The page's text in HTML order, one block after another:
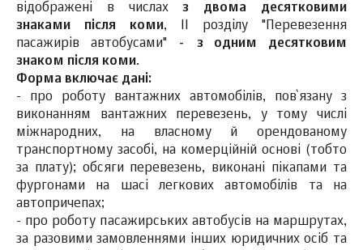
відображені в числахз двома десятковими
знаками після коми, II розділу "Перевезення
пасажирів автобусами"
- з одним десятковим
знаком після коми.
Форма включає дані:
- про роботу вантажних автомобілів, пов`язану з
виконанням вантажних перевезень, у тому числі
міжнародних, на власному й орендованому
транспортному засобі, на комерційній основі (тобто
за плату); обсяги перевезень, виконані пікапами та
фургонами на шасі легкових автомобілів та на
автопричепах;
- про роботу пасажирських автобусів на маршрутах,
за разовими замовленнями інших юридичних осіб та